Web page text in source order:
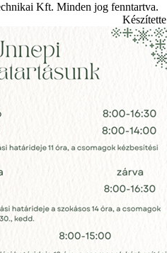
Kft. Minden jog fenntartva.